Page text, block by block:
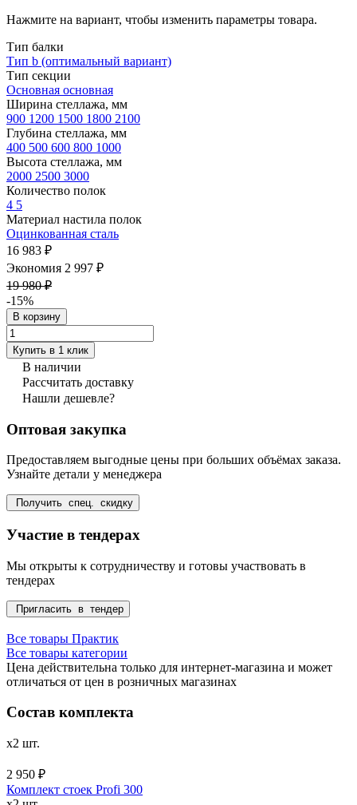
Нажмите на вариант, чтобы изменить параметры товара.
Тип балки
Тип b (оптимальный вариант)
Тип секции
Основная основная
Ширина стеллажа, мм
900 1200 1500 1800 2100
Глубина стеллажа, мм
400 500 600 800 1000
Высота стеллажа, мм
2000 2500 3000
Количество полок
4 5
Материал настила полок
Оцинкованная сталь
16 983 ₽
Экономия 2 997 ₽
19 980 ₽
-15%
В корзину
Купить в 1 клик
В наличии
Рассчитать доставку
Нашли дешевле?
Оптовая закупка
Предоставляем выгодные цены при больших объёмах заказа.
Узнайте детали у менеджера
Получить спец. скидку
Участие в тендерах
Мы открыты к сотрудничеству и готовы участвовать в
тендерах
Пригласить в тендер
Все товары Практик
Все товары категории
Цена действительна только для интернет-магазина и может
отличаться от цен в розничных магазинах
Состав комплекта
x2 шт.
2 950 ₽
Комплект стоек Profi 300